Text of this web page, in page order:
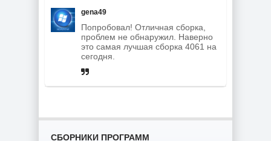
gena49
Попробовал! Отличная сборка,
проблем не обнаружил. Наверно
это самая лучшая сборка 4061 на
сегодня.
СБОРНИКИ ПРОГРАММ